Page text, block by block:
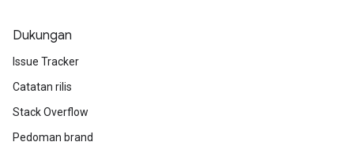
Dukungan
Issue Tracker
Catatan rilis
Stack Overflow
Pedoman brand